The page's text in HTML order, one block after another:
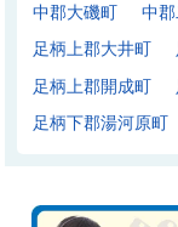
中郡大磯町
中
足柄上郡大井町
足柄上郡開成町
足柄下郡湯河原町